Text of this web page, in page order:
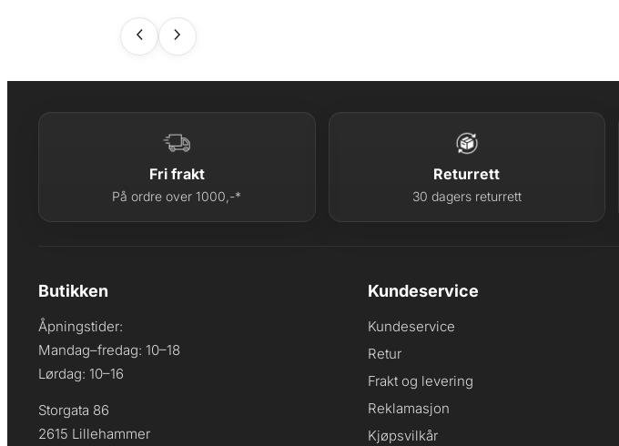
Fri frakt
På ordre over 1000,-*
Returrett
30 dagers returrett
Butikken
Åpningstider:
Mandag–fredag: 10–18
Lørdag: 10–16
Storgata 86
2615 Lillehammer
Kundeservice
Kundeservice
Retur
Frakt og levering
Reklamasjon
Kjøpsvilkår